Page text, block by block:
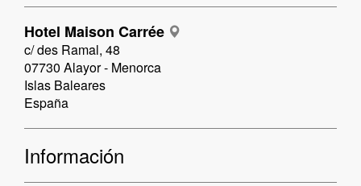
Hotel Maison Carrée
c/ des Ramal, 48
07730 Alayor - Menorca
Islas Baleares
España
Información